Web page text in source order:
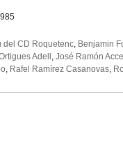
del CD Roquetenc, Benjamin
Adell , José Ramón
, Rafel Ramírez Casanovas,